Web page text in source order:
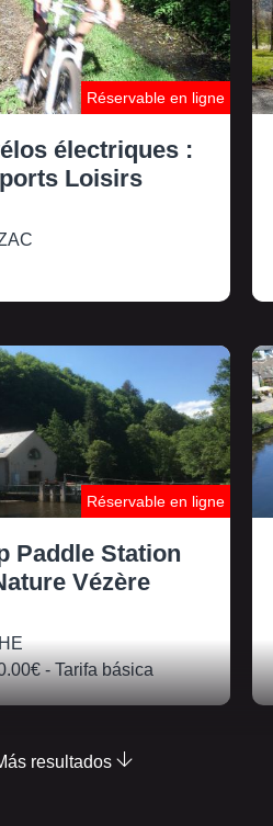
Réservable en ligne
électriques :
Loisirs
Réservable en ligne
Paddle Station
Vézère
- Tarifa básica
resultados